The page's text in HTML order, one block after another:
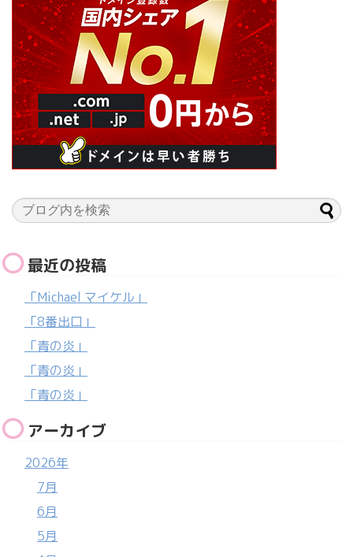
最近の投稿
「Michael マイケル」
「8番出口」
「青の炎」
「青の炎」
「青の炎」
アーカイブ
2026年
7月
6月
5月